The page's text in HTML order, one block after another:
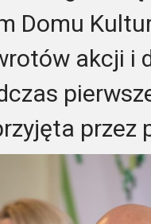
Domu
akcji i
przez